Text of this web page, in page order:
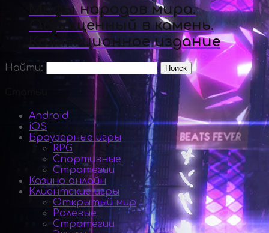
Мифы народов мира.
Обращенный в камень.
Коллекционное издание
Найти:
Android
iOS
Браузерные игры
RPG
Спортивные
Стратегии
Казино онлайн
Клиентские игры
Открытый мир
Ролевые
Стратегии